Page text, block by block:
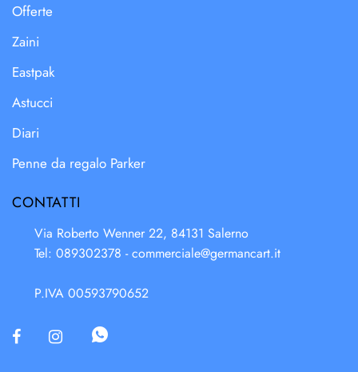
Offerte
Zaini
Eastpak
Astucci
Diari
Penne da regalo Parker
CONTATTI
Via Roberto Wenner 22, 84131 Salerno
Tel: 089302378 -commerciale@germancart.it
P.IVA 00593790652